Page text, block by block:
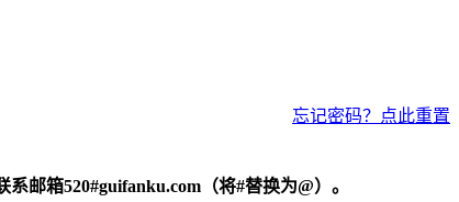
忘记密码？点此重置
邮箱520#guifanku.com（将#替换为@）。